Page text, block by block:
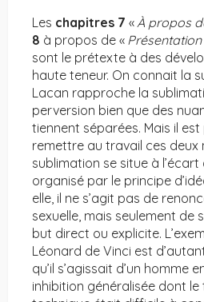
Les chapitres 7 «À propos
8 à propos de «
sont le prétexte à des
haute teneur. On connait la
Lacan rapproche la
perversion bien que des
tiennent séparées. Mais il est
remettre au travail ces deux
sublimation se situe à
organisé par le principe
elle, il ne s’agit pas de
sexuelle, mais seulement de
but direct ou explicite.
Léonard de Vinci est
qu’il s’agissait d’un homme
inhibition généralisée dont